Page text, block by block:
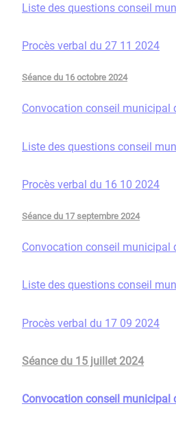
Liste des questions conseil
Procès verbal du 27 11 2024
Séance du 16 octobre 2024
Convocation conseil municipal
Liste des questions conseil
Procès verbal du 16 10 2024
Séance du 17 septembre 2024
Convocation conseil municipal
Liste des questions conseil
Procès verbal du 17 09 2024
Séance du 15 juillet 2024
Convocation conseil municipal